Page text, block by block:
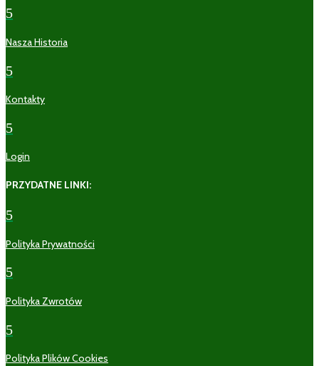
5
Nasza Historia
5
Kontakty
5
Login
PRZYDATNE LINKI:
5
Polityka Prywatności
5
Polityka Zwrotów
5
Polityka Plików Cookies